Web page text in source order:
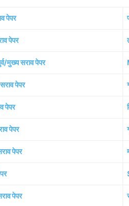
पेपर
पेपर
मुख्य सराव पेपर
पेपर
पेपर
पेपर
पेपर
पेपर